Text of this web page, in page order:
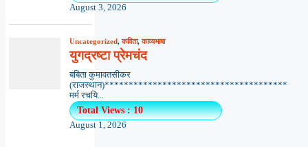
August 3, 2026
Uncategorized,कविता,काव्यभाषा
युगद्रष्टा प्रेमचंद
बबिता कुमावतसीकर
(राजस्थान)**************************************
मर्म रचयि...
Total Views : 10
August 1, 2026